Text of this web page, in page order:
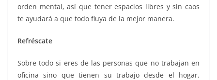
orden mental, así que tener espacios libres y sin caos
te ayudará a que todo fluya de la mejor manera.
Refréscate
Sobre todo si eres de las personas que no trabajan en
oficina sino que tienen su trabajo desde el hogar.